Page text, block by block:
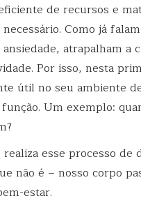
de recursos e
Como já
atrapalham a
Por isso, nesta
útil no seu ambiente
Um exemplo:
esse processo
não é – nosso corpo
estar.